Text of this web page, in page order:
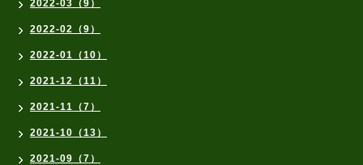
2022-03（9）
2022-02（9）
2022-01（10）
2021-12（11）
2021-11（7）
2021-10（13）
2021-09（7）